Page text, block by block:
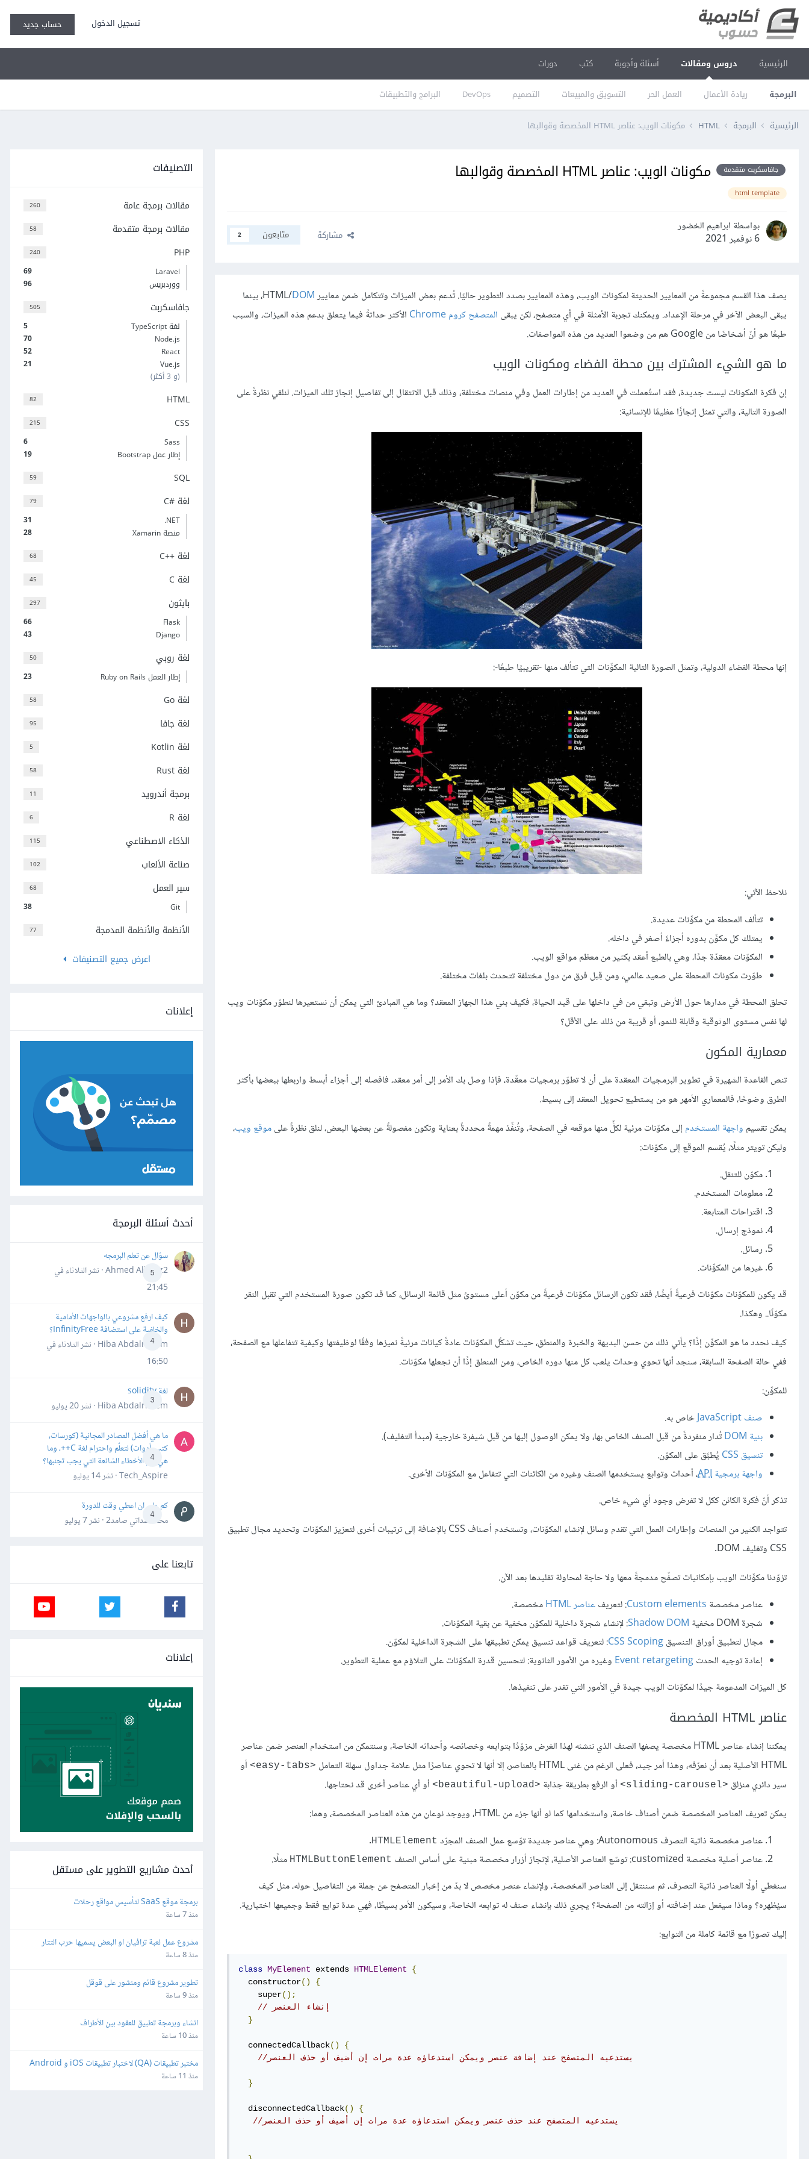
تسجيل الدخول حساب جديد
الرئيسية دروس ومقالات
البرمجة ريادة الأعمال العمل الحر التسويق والمبيعات التصميم DevOps البرامج والتطبيقات
أسئلة وأجوبة كتب دورات
الرئيسية البرمجة HTML مكونات الويب: عناصر HTML المخصصة وقوالبها
جافاسكربت متقدمة مكونات الويب: عناصر HTML المخصصة وقوالبها
html template
بواسطة ابراهيم الخضور
6 نوفمبر 2021
مشاركة متابعون 2
يصف هذا القسم مجموعةً من المعايير الحديثة لمكونات الويب، وهذه المعايير بصدد التطوير حاليًا. تُدعم بعض الميزات وتتكامل ضمن معايير HTML/DOM
، بينما
يبقى البعض الآخر في مرحلة الإعداد. ويمكنك تجربة الأمثلة في أي متصفح، لكن يبقى المتصفح كروم Chrome
الأكثر حداثةً فيما يتعلق بدعم هذه الميزات، والسبب
طبعًا هو أنّ أشخاصًا من Google هم من وضعوا العديد من هذه المواصفات.
ما هو الشيء المشترك بين محطة الفضاء ومكونات الويب
إن فكرة المكونات ليست جديدة، فقد استُعملت في العديد من إطارات العمل وفي منصات مختلفة، وذلك قبل الانتقال إلى تفاصيل إنجاز تلك الميزات. لنلقي نظرةً على
الصورة التالية، والتي تمثل إنجازًا عظيمًا للإنسانية:
إنها محطة الفضاء الدولية، وتمثل الصورة التالية المكوِّنات التي تتألف منها -تقريبيًا طبعًا-:
نلاحظ الآتي:
تتألف المحطة من مكوِّنات عديدة.
يمتلك كل مكوِّن بدوره أجزاءً أصغر في داخله.
المكوّنات معقدّة جدًا، وهي بالطبع أعقد بكثير من معظم مواقع الويب.
طوّرت مكونات المحطة على صعيد عالمي، ومن قِبل فرق من دول مختلفة تتحدث بلغات مختلفة.
تحلق المحطة في مدارها حول الأرض وتبقي من في داخلها على قيد الحياة، فكيف بني هذا الجهاز المعقد؟ وما هي المبادئ التي يمكن أن نستعيرها لنطوّر مكوّنات ويب
لها نفس مستوى الوثوقية وقابلة للنمو، أو قريبة من ذلك على الأقل؟
معمارية المكون
تنص القاعدة الشهيرة في تطوير البرمجيات المعقدة على أن لا تطوّر برمجيات معقّدة، فإذا وصل بك الأمر إلى أمر معقد، فافصله إلى أجزاء أبسط واربطها ببعضها بأكثر
الطرق وضوحًا، فالمعماري الأمهر هو من يستطيع تحويل المعقد إلى بسيط.
يمكن تقسيم واجهة المستخدم إلى مكوّنات مرئية لكلٍّ منها موقعه في الصفحة، وتُنفِّذ مهمةً محددةً بعناية وتكون مفصولةً عن بعضها البعض، لنلق نظرةً علىموقع ويب،
وليكن تويتر مثلًا، يُقسم الموقع إلى مكوّنات:
مكوّن للتنقل.
معلومات المستخدم.
اقتراحات المتابعة.
نموذج إرسال.
رسائل.
غيرها من المكوِّنات.
قد يكون للمكوّنات مكوّنات فرعيةً أيضًا، فقد تكون الرسائل مكوّنات فرعيةً من مكوّن أعلى مستوىً مثل قائمة الرسائل، كما قد تكون صورة المستخدم التي تقبل النقر
مكوّنًا.. وهكذا.
كيف نحدد ما هو المكوِّن إذًا؟ يأتي ذلك من حسن البديهة والخبرة والمنطق، حيث تشكًل المكوّنات عادةً كيانات مرئيةً نميزها وفقًا لوظيفتها وكيفية تتفاعلها مع الصفحة،
ففي حالة الصفحة السابقة، سنجد أنها تحوي وحدات يلعب كل منها دوره الخاص، ومن المنطق إذًا أن نجعلها مكوّنات.
للمكوِّن:
صنف JavaScript
خاص به.
بنية DOM
تُدار منفردةً من قبل الصنف الخاص بها، ولا يمكن الوصول إليها من قبل شيفرة خارجية (مبدأ التغليف).
تنسيق CSS
يُطبَّق على المكوّن.
واجهة برمجيةAPI، أحداث وتوابع يستخدمها الصنف وغيره من الكائنات التي تتفاعل مع المكوّنات الأخرى.
تذكر أنّ فكرة الكائن ككل لا تفرض وجود أي شيء خاص.
تتواجد الكثير من المنصات وإطارات العمل التي تقدم وسائل لإنشاء المكوّنات، وتستخدم أصناف CSS بالإضافة إلى ترتيبات أخرى لتعزيز المكوّنات وتحديد مجال تطبيق
CSS وتغليف DOM.
تزوّدنا مكوِّنات الويب بإمكانيات تصفّح مدمجةً معها ولا حاجة لمحاولة تقليدها بعد الآن.
عناصر مخصصة Custom elements: لتعريفعناصر HTML
مخصصة.
شجرة DOM مخفية
Shadow DOM: لإنشاء شجرة داخلية للمكوّن مخفية عن بقية المكوّنات.
مجال لتطبيق أوراق التنسيقCSS Scoping: لتعريف قواعد تنسيق يمكن تطبيقها على الشجرة الداخلية لمكوّن.
إعادة توجيه الحدثEvent retargeting وغيره من الأمور الثانوية: لتحسين قدرة المكوّنات على التلاؤم مع عملية التطوير.
كل الميزات المدعومة جيدًا لمكوّنات الويب جيدة في الأمور التي تقدر على تنفيذها.
عناصر HTML المخصصة
يمكننا إنشاء عناصر HTML مخصصة يصفها الصنف الذي ننشئه لهذا الغرض مزوّدًا بتوابعه وخصائصه وأحداثه الخاصة، وسنتمكن من استخدام العنصر ضمن عناصر
HTML الأصلية بعد أن نعرّفه، وهذا أمر جيد، فعلى الرغم من غنى HTML بالعناصر، إلا أنها لا تحوي عناصرًا مثل علامة جداول سهلة التعامل
<easy-tabs>
أو
سير دائري منزلق <sliding-carousel> أو الرفع بطريقة جذابة <beautiful-upload>
أو أي عناصر أخرى قد نحتاجها.
يمكن تعريف العناصر المخصصة ضمن أصناف خاصة، واستخدامها كما لو أنها جزء من HTML، ويوجد نوعان من هذه العناصر المخصصة، وهما:
عناصر مخصصة ذاتية التصرف Autonomous: وهي عناصر جديدة توّسع عمل الصنف المجرّد
HTMLElement
.
عناصر أصلية مخصصة customized: توسّع العناصر الأصلية، لإنجاز أزرار مخصصة مبنية على أساس الصنف
HTMLButtonElement مثلًا.
سنغطي أولًا العناصر ذاتية التصرف، ثم سننتقل إلى العناصر المخصصة، ولإنشاء عنصر مخصص لا بدّ من إخبار المتصفح عن جملة من التفاصيل حوله، مثل كيف
سيُظهره؟ وماذا سيفعل عند إضافته أو إزالته من الصفحة؟ يجري ذلك بإنشاء صنف له توابعه الخاصة، وسيكون الأمر بسيطًا، فهي عدة توابع فقط وجميعها اختيارية.
إليك تصورًا مع قائمة كاملة من التوابع:
class MyElement extends HTMLElement
{
  constructor
()
{
    super
();
// إنشاء العنصر
}
  connectedCallback
()
{
}
  disconnectedCallback
()
{
التصنيفات
260 مقالات برمجة عامة
58 مقالات برمجة متقدمة
240 PHP
69
Laravel
96
ووردبريس
505 جافاسكربت
5
لغة TypeScript
70
Node.js
52
React
21
Vue.js
(و 3 أكثر)
82 HTML
215 CSS
6
Sass
19
إطار عمل Bootstrap
59 SQL
79 لغة C#‎
31
‎.NET
28
منصة Xamarin
68 لغة C++‎
45 لغة C
297 بايثون
66
Flask
43
Django
50 لغة روبي
23 إطار العمل Ruby on Rails
58 لغة Go
95 لغة جافا
5 لغة Kotlin
58 لغة Rust
11 برمجة أندرويد
6 لغة R
115 الذكاء الاصطناعي
102 صناعة الألعاب
68 سير العمل
38 Git
77
الأنظمة والأنظمة المدمجة
اعرض جميع التصنيفات
إعلانات
أحدث أسئلة البرمجة
5
سؤال عن تعلم البرمجه
Ahmed Alhafiz2 · نشر
الثلاثاء في
21:45
4
كيف ارفع مشروعي بالواجهات الأمامية
والخلفية على استضافة InfinityFree؟
Hiba Abdalrheem · نشر
الثلاثاء في
16:50
3
لغة solidity
Hiba Abdalrheem · نشر
20 يوليو
4
ما هي أفضل المصادر المجانية (كورسات،
كتب، أدوات) لتعلّم واحترام لغة C++، وما
هي أهم الأخطاء الشائعة التي يجب تجنبها؟
Tech_Aspire · نشر
14 يوليو
4
كم علي ان اعطي وقت للدورة
محمد سداتي صامد2 · نشر
7 يوليو
تابعنا على
إعلانات
أحدث مشاريع التطوير على مستقل
برمجة موقع SaaS لتأسيس مواقع رحلات
منذ 7 ساعة
مشروع عمل لعبة ترافيان او البعض يسميها حرب التتار
منذ 8 ساعة
تطوير مشروع قائم ومنشور على قوقل
منذ 9 ساعة
انشاء وبرمجة تطبيق للعقود بين الأطراف
منذ 10 ساعة
مختبر تطبيقات (QA) لاختبار تطبيقات iOS و Android
منذ 11 ساعة